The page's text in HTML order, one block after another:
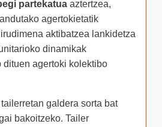
partekatua aztertzea,
agertokietatik
aktibatzea lankidetza
dinamikak
dituen agertoki kolektibo
galdera sorta bat
bakoitzeko. Tailer